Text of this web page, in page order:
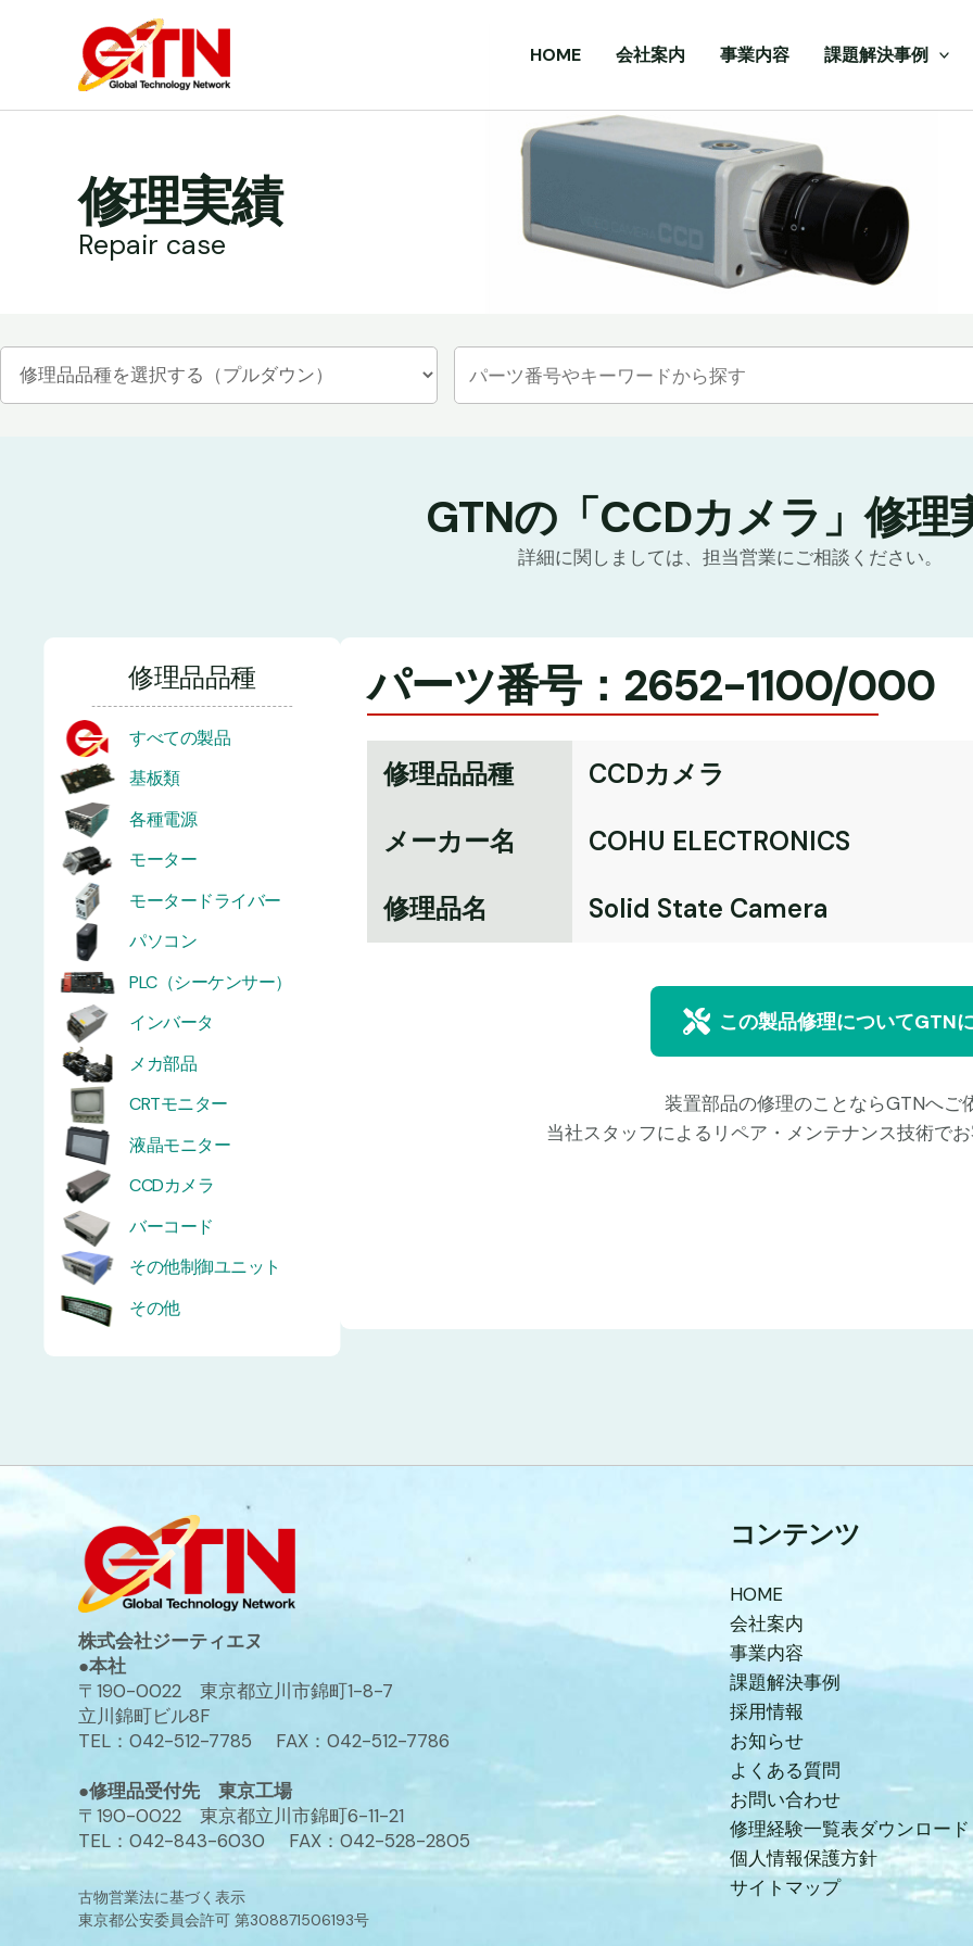
HOME 会社案内 事業内容 課題解決事例
修理実績
Repair case
GTNの「CCDカメラ」修理
詳細に関しましては、担当営業にご相談ください。
修理品品種
すべての製品
基板類
各種電源
モーター
モータードライバー
パソコン
PLC（シーケンサー）
インバータ
メカ部品
CRTモニター
液晶モニター
CCDカメラ
バーコード
その他制御ユニット
その他
パーツ番号：2652-1100/000
修理品品種
CCDカメラ
メーカー名
COHU ELECTRONICS
修理品名
Solid State Camera
この製品修理についてGTN
装置部品の修理のことならGTNへご
当社スタッフによるリペア・メンテナンス技術で
株式会社ジーティエヌ
●本社
〒190-0022 東京都立川市錦町1-8-7
立川錦町ビル8F
TEL：042-512-7785 FAX：042-512-7786
●修理品受付先 東京工場
〒190-0022 東京都立川市錦町6-11-21
TEL：042-843-6030 FAX：042-528-2805
古物営業法に基づく表示
東京都公安委員会許可 第308871506193号
コンテンツ
HOME
会社案内
事業内容
課題解決事例
採用情報
お知らせ
よくある質問
お問い合わせ
修理経験一覧表ダウンロード
個人情報保護方針
サイトマップ